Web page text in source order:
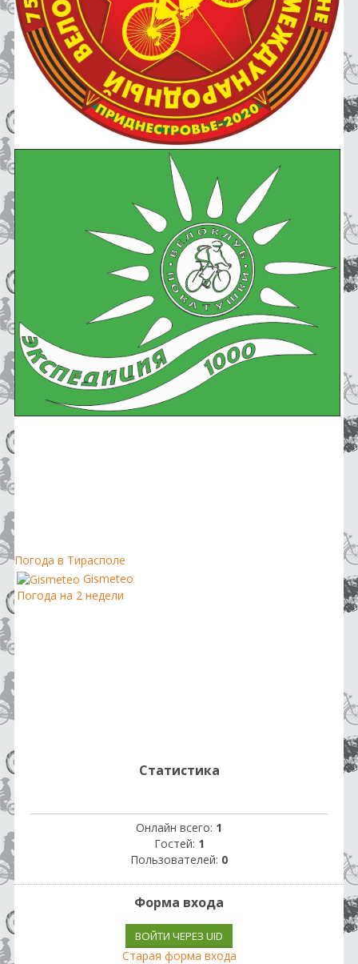
Погода в Тирасполе
Gismeteo
Погода на 2 недели
Статистика
Онлайн всего: 1
Гостей: 1
Пользователей: 0
Форма входа
ВОЙТИ ЧЕРЕЗ UID
Старая форма входа